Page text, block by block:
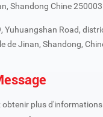
Shandong Chine 250003
Yuhuangshan Road,
de Jinan, Shandong,
obtenir plus